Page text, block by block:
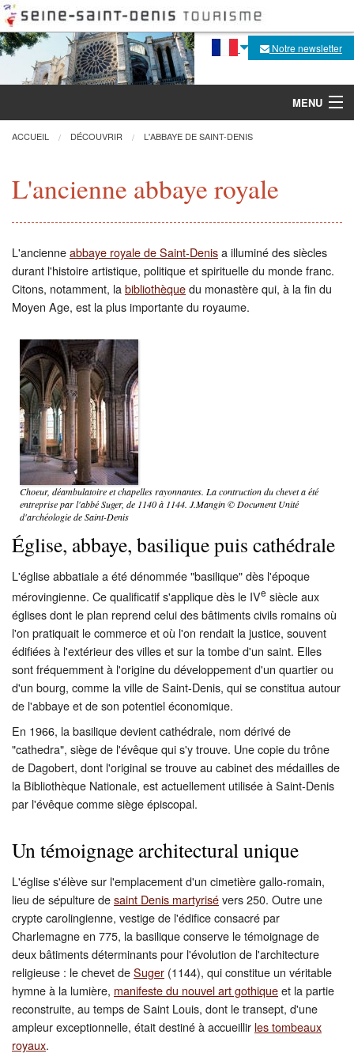
Notre newsletter
MENU
Découvrir
Agenda
Fabrique de la flèche
Visites, activités
Restauration
CMN
Fouilles
ACCUEIL DÉCOUVRIR L'ABBAYE DE SAINT-DENIS
L'ancienne abbaye royale
L'ancienneabbaye royale de Saint-Denisa illuminé des siècles
durant l'histoire artistique, politique et spirituelle du monde franc.
Citons, notamment, labibliothèquedu monastère qui, à la fin du
Moyen Age, est la plus importante du royaume.
Choeur, déambulatoire et chapelles rayonnantes. La contruction du chevet a été
entreprise par l'abbé Suger, de 1140 à 1144. J.Mangin © Document Unité
d'archéologie de Saint-Denis
Église, abbaye, basilique puis cathédrale
L'église abbatiale a été dénommée "basilique" dès l'époque
mérovingienne. Ce qualificatif s'applique dès le IVe siècle aux
églises dont le plan reprend celui des bâtiments civils romains où
l'on pratiquait le commerce et où l'on rendait la justice, souvent
édifiées à l'extérieur des villes et sur la tombe d'un saint. Elles
sont fréquemment à l'origine du développement d'un quartier ou
d'un bourg, comme la ville de Saint-Denis, qui se constitua autour
de l'abbaye et de son potentiel économique.
En 1966, la basilique devient cathédrale, nom dérivé de
"cathedra", siège de l'évêque qui s'y trouve. Une copie du trône
de Dagobert, dont l'original se trouve au cabinet des médailles de
la Bibliothèque Nationale, est actuellement utilisée à Saint-Denis
par l'évêque comme siège épiscopal.
Un témoignage architectural unique
L'église s'élève sur l'emplacement d'un cimetière gallo-romain,
lieu de sépulture desaint Denis martyrisévers 250. Outre une
crypte carolingienne, vestige de l'édifice consacré par
Charlemagne en 775, la basilique conserve le témoignage de
deux bâtiments déterminants pour l'évolution de l'architecture
religieuse : le chevet deSuger (1144), qui constitue un véritable
hymne à la lumière, manifeste du nouvel art gothiqueet la partie
reconstruite, au temps de Saint Louis, dont le transept, d'une
ampleur exceptionnelle, était destiné à accueillir les tombeaux
royaux.